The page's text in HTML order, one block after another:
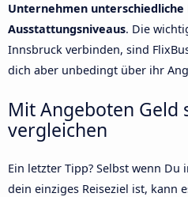
Unternehmen
Ausstattungsniveaus. Die
Innsbruck verbinden, sind
dich aber unbedingt über ihr
Mit Angeboten
vergleichen
Ein letzter Tipp? Selbst wenn
dein einziges Reiseziel ist, kann